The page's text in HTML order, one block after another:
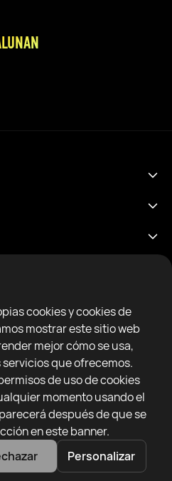
cookies y cookies de
mostrar este sitio web
mejor cómo se usa,
que ofrecemos.
de uso de cookies
momento usando el
después de que se
en este banner.
Personalizar